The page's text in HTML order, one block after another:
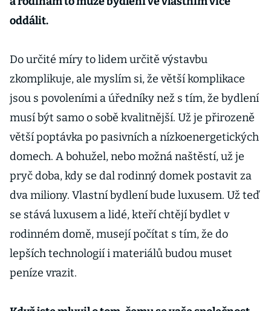
oddálit.
Do určité míry to lidem určitě výstavbu
zkomplikuje, ale myslím si, že větší komplikace
jsou s povoleními a úředníky než s tím, že bydlení
musí být samo o sobě kvalitnější. Už je přirozeně
větší poptávka po pasivních a nízkoenergetických
domech. A bohužel, nebo možná naštěstí, už je
pryč doba, kdy se dal rodinný domek postavit za
dva miliony. Vlastní bydlení bude luxusem. Už teď
se stává luxusem a lidé, kteří chtějí bydlet v
rodinném domě, musejí počítat s tím, že do
lepších technologií i materiálů budou muset
peníze vrazit.